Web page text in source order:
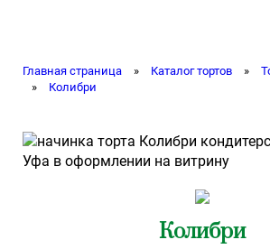
Главная страница » Каталог тортов »
»
Колибри
Колибри